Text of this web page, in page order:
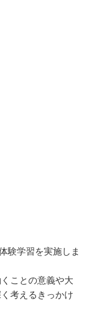
験学習を実施しま
ことの意義や大
考えるきっかけ